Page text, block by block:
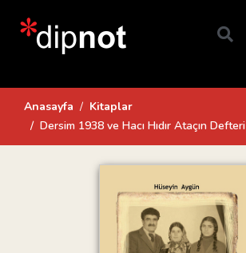
Anasayfa
Kitaplar
Dersim 1938 ve Hacı Hıdır Ataçın Defteri